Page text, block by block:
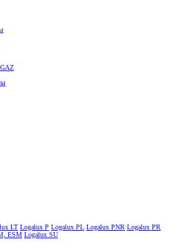
LT Logalux P Logalux PL Logalux PNR Logalux PR
ESM Logalux SU